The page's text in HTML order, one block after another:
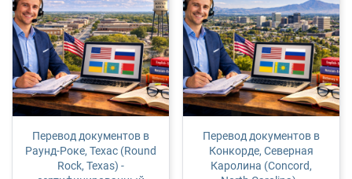
Перевод документов в
Раунд-Роке, Техас (Round
Rock, Texas) -
Перевод документов в
Конкорде, Северная
Каролина (Concord,